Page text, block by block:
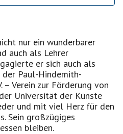
nur ein wunderbarer
auch als Lehrer
er sich auch als
Paul-Hindemith-
– Verein zur Förderung von
Universität der Künste
und mit viel Herz für den
Sein großzügiges
bleiben.